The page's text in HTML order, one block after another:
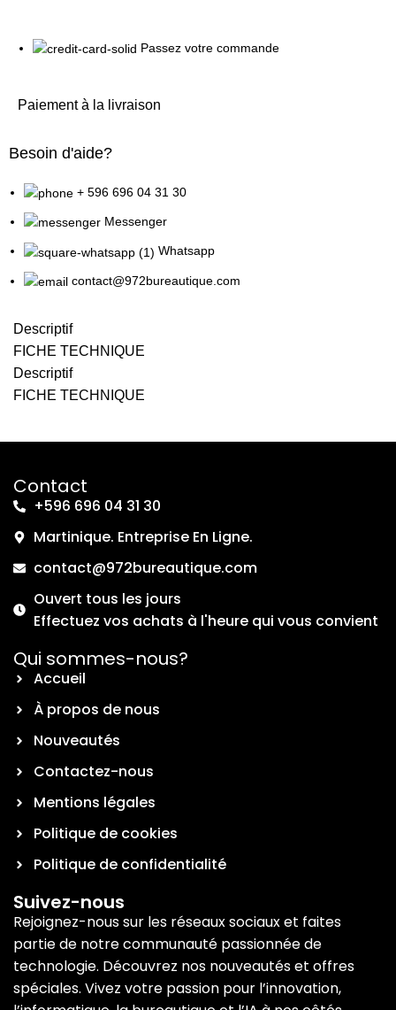
Passez votre commande
Paiement à la livraison
Besoin d'aide?
+ 596 696 04 31 30
Messenger
Whatsapp
contact@972bureautique.com
Descriptif
FICHE TECHNIQUE
Descriptif
FICHE TECHNIQUE
Contact
+596 696 04 31 30
Martinique. Entreprise En Ligne.
contact@972bureautique.com
Ouvert tous les jours
Effectuez vos achats à l'heure qui vous convient
Qui sommes-nous?
Accueil
À propos de nous
Nouveautés
Contactez-nous
Mentions légales
Politique de cookies
Politique de confidentialité
Suivez-nous
Rejoignez-nous sur les réseaux sociaux et faites
partie de notre communauté passionnée de
technologie. Découvrez nos nouveautés et offres
spéciales. Vivez votre passion pour l’innovation,